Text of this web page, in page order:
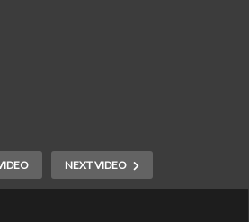
NEXT VIDEO